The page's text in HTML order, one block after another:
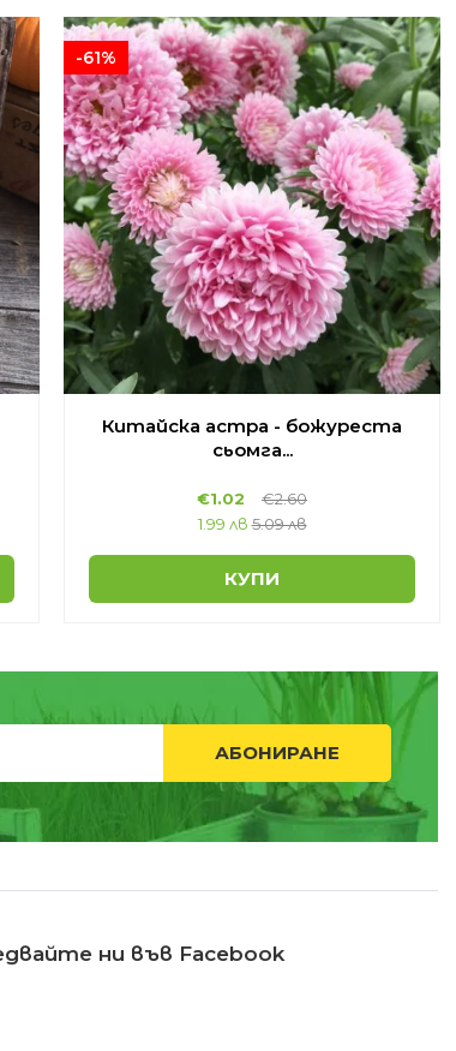
-61%
Китайска астра - божуреста
сьомга...
€1.02 €2.60
1.99 лв 5.09 лв
КУПИ
АБОНИРАНЕ
ни във Facebook